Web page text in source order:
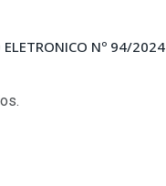
ELETRONICO Nº 94/2024